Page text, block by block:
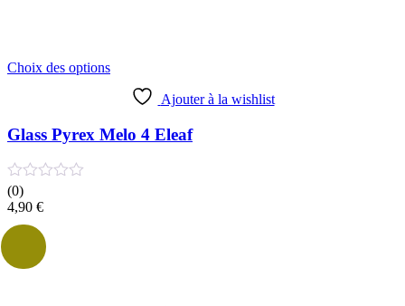
Choix des optionsCe
variations.
Ajouter à la wishlist
Glass Pyrex Melo 4 Eleaf
(0)
4,90 €